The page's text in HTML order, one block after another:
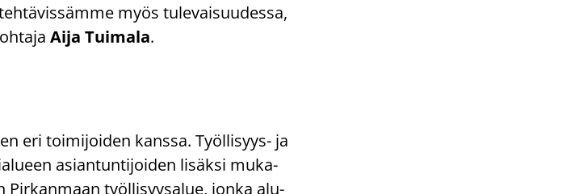
myös tu­le­vai­suu­des­sa,
Aija Tui­ma­la.
eri toi­mi­joi­den kans­sa. Työllisyys-​ ja
asian­tun­ti­joi­den li­säk­si mu­ka­
Pir­kan­maan työl­li­syy­sa­lue, jonka alu­